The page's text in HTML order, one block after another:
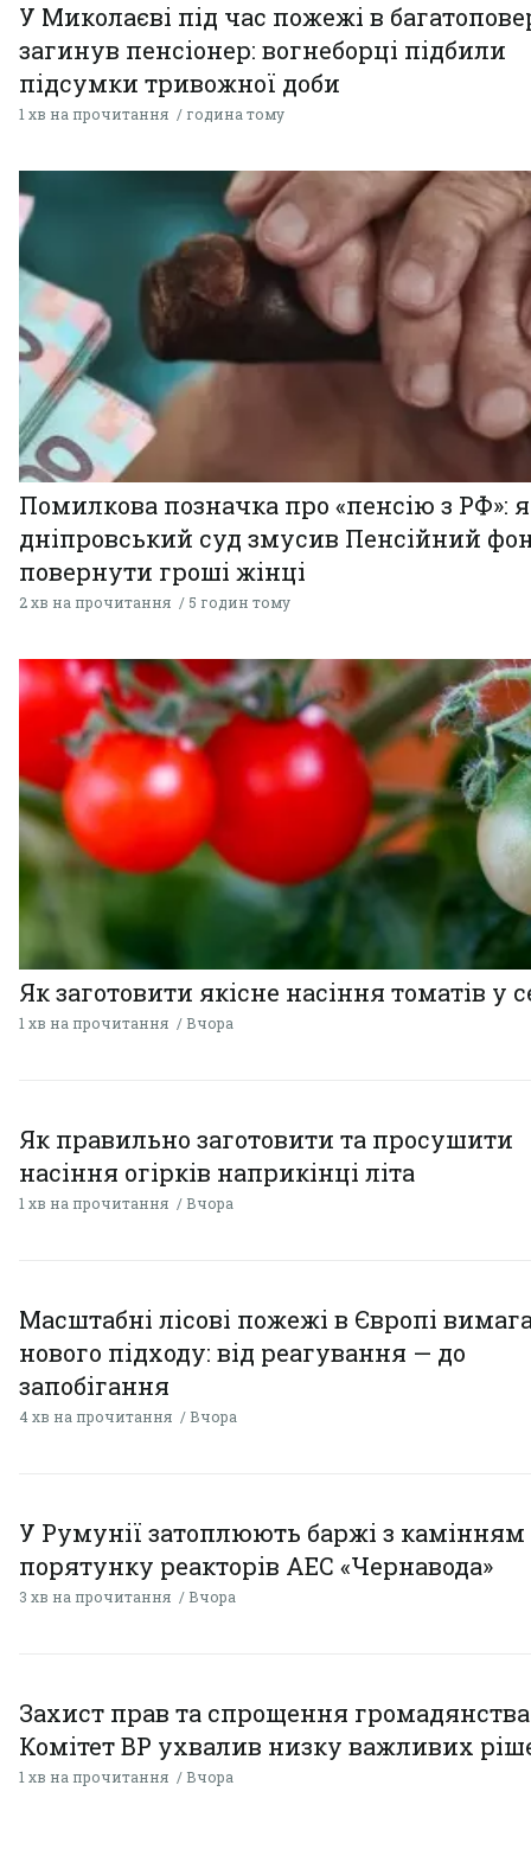
У Миколаєві під час пожежі в
загинув пенсіонер: вогнеборці підбили
підсумки тривожної доби
1 хв на прочитання година тому
Помилкова позначка про «пенсію з РФ»:
дніпровський суд змусив Пенсійний
повернути гроші жінці
2 хв на прочитання 5 годин тому
Як заготовити якісне насіння томатів у
1 хв на прочитання Вчора
Як правильно заготовити та просушити
насіння огірків наприкінці літа
1 хв на прочитання Вчора
Масштабні лісові пожежі в Європі
нового підходу: від реагування — до
запобігання
4 хв на прочитання Вчора
У Румунії затоплюють баржі з
порятунку реакторів АЕС «Чернавода»
3 хв на прочитання Вчора
Захист прав та спрощення
Комітет ВР ухвалив низку важливих
1 хв на прочитання Вчора